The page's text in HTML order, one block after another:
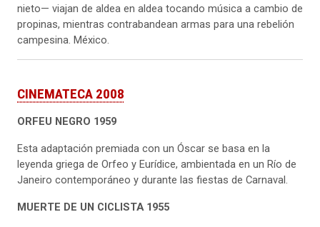
nieto— viajan de aldea en aldea tocando música a cambio de
propinas, mientras contrabandean armas para una rebelión
campesina. México.
CINEMATECA 2008
ORFEU NEGRO 1959
Esta adaptación premiada con un Óscar se basa en la
leyenda griega de Orfeo y Eurídice, ambientada en un Río de
Janeiro contemporáneo y durante las fiestas de Carnaval.
MUERTE DE UN CICLISTA 1955